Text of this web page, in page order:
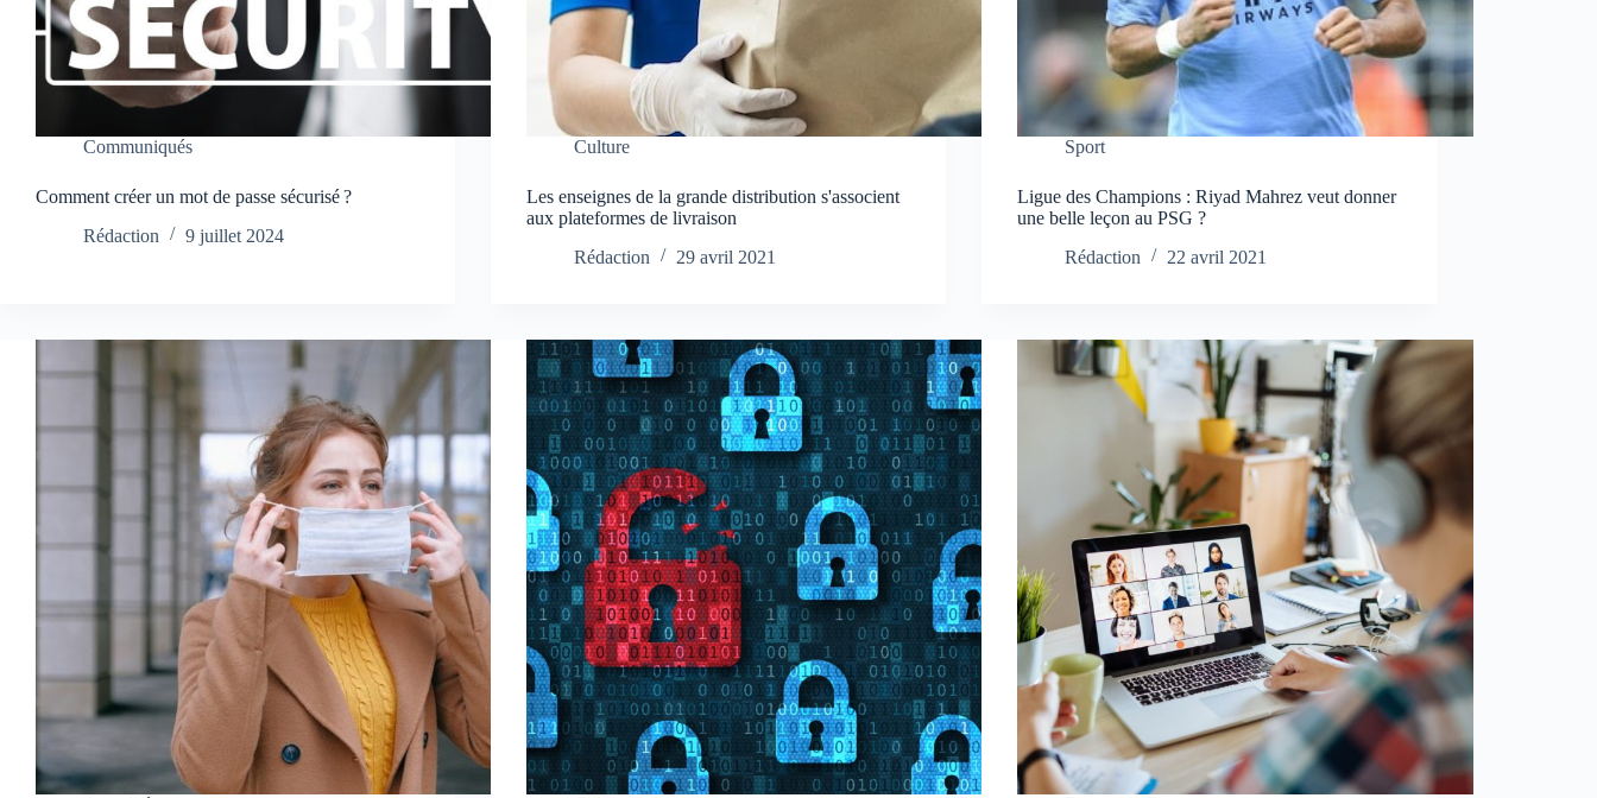
Communiqués
Comment créer un mot de passe sécurisé ?
Rédaction
9 juillet 2024
Culture
Les enseignes de la grande distribution s'associent
aux plateformes de livraison
Rédaction
29 avril 2021
Sport
Ligue des Champions : Riyad Mahrez veut donner
une belle leçon au PSG ?
Rédaction
22 avril 2021